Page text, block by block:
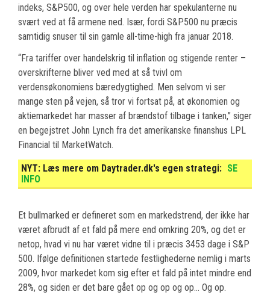
indeks, S&P500, og over hele verden har spekulanterne nu
svært ved at få armene ned. Især, fordi S&P500 nu præcis
samtidig snuser til sin gamle all-time-high fra januar 2018.
“Fra tariffer over handelskrig til inflation og stigende renter –
overskrifterne bliver ved med at så tvivl om
verdensøkonomiens bæredygtighed. Men selvom vi ser
mange sten på vejen, så tror vi fortsat på, at økonomien og
aktiemarkedet har masser af brændstof tilbage i tanken,” siger
en begejstret John Lynch fra det amerikanske finanshus LPL
Financial til MarketWatch.
NYT: Læs mere om Daytrader.dk's egen strategi: SE
INFO
Et bullmarked er defineret som en markedstrend, der ikke har
været afbrudt af et fald på mere end omkring 20%, og det er
netop, hvad vi nu har været vidne til i præcis 3453 dage i S&P
500. Ifølge definitionen startede festlighederne nemlig i marts
2009, hvor markedet kom sig efter et fald på intet mindre end
28%, og siden er det bare gået op og op og op… Og op.